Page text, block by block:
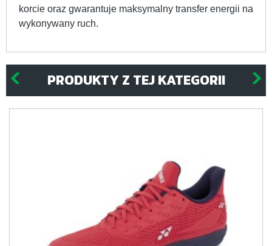
korcie oraz gwarantuje maksymalny transfer energii na
wykonywany ruch.
PRODUKTY Z TEJ KATEGORII